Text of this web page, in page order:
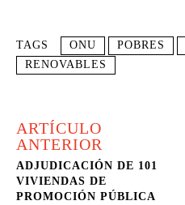
TAGS ONU POBRES
RENOVABLES
ARTÍCULO
ANTERIOR
ADJUDICACIÓN DE 101
VIVIENDAS DE
PROMOCIÓN PÚBLICA